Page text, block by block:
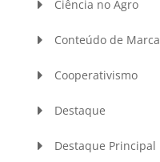
Ciência no Agro
Conteúdo de Marca
Cooperativismo
Destaque
Destaque Principal